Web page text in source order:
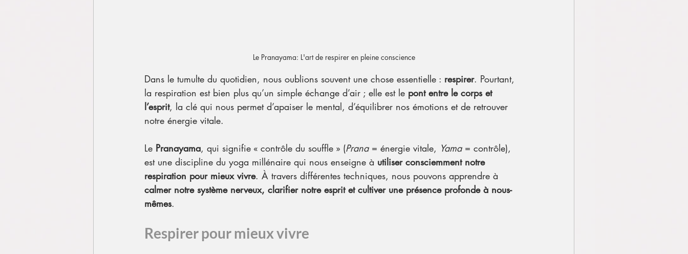
Le Pranayama: L'art de respirer en pleine conscience
Dans le tumulte du quotidien, nous oublions souvent une chose essentielle : respirer. Pourtant,
la respiration est bien plus qu’un simple échange d’air ; elle est le pont entre le corps et
l’esprit, la clé qui nous permet d’apaiser le mental, d’équilibrer nos émotions et de retrouver
notre énergie vitale.
Le Pranayama, qui signifie « contrôle du souffle » (Prana = énergie vitale, Yama = contrôle),
est une discipline du yoga millénaire qui nous enseigne à utiliser consciemment notre
respiration pour mieux vivre. À travers différentes techniques, nous pouvons apprendre à
calmer notre système nerveux, clarifier notre esprit et cultiver une présence profonde à nous-
mêmes.
Respirer pour mieux vivre